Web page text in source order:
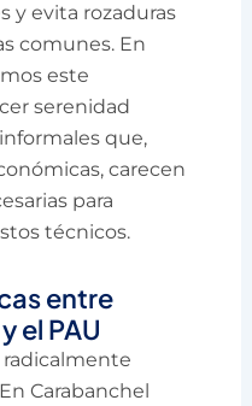
y evita rozaduras
comunes. En
este
serenidad
que,
carecen
para
técnicos.
entre
el PAU
Carabanchel